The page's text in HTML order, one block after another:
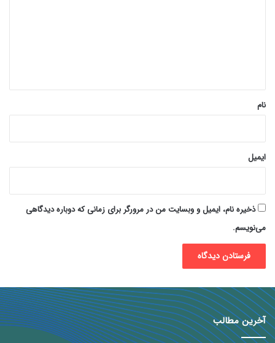
نام
ایمیل
ذخیره نام، ایمیل و وبسایت من در مرورگر برای زمانی که دوباره دیدگاهی
می‌نویسم.
آخرین مطالب